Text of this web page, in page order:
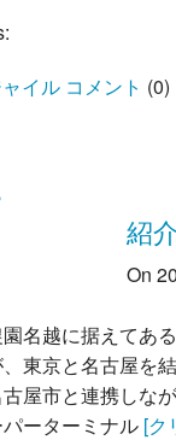
イル コメント (0)
紹
On
名越に据えてあ
東京と名古屋を
屋市と連携しな
ーターミナル [ク